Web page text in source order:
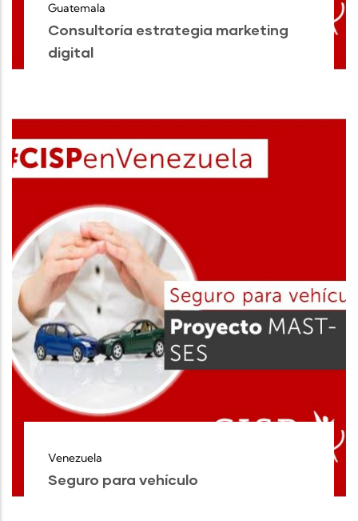
Guatemala
Consultoría estrategia marketing
digital
Venezuela
Seguro para vehículo